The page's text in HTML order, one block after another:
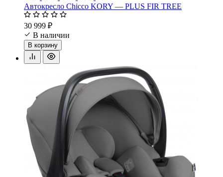
Автокресло Chicco KORY — PLUS FIR TREE
30 999 ₽
В наличии
В корзину